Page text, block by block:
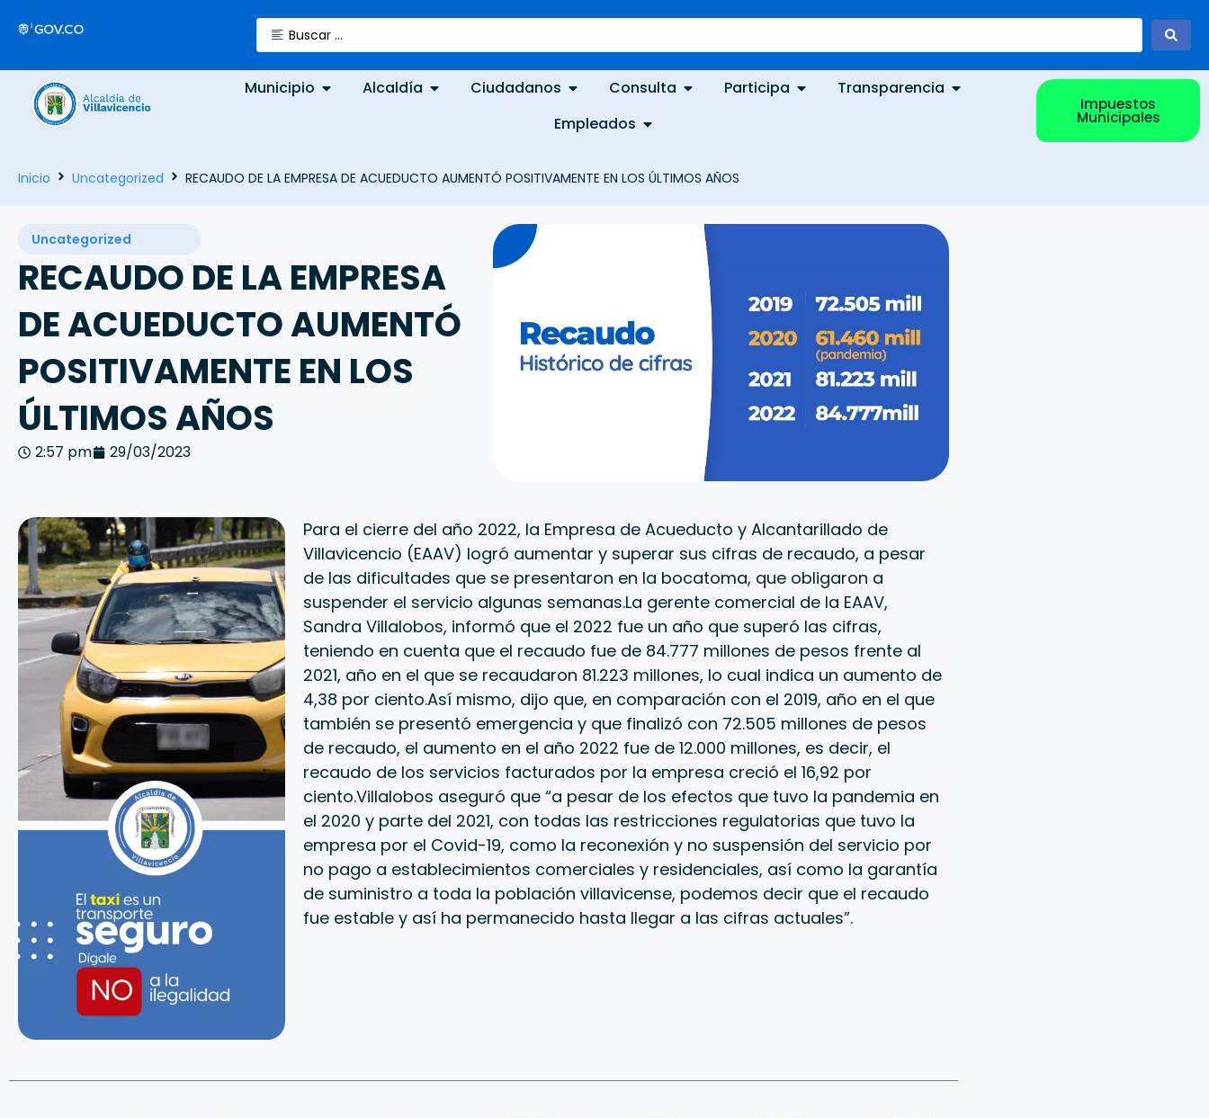
Municipio Alcaldía Ciudadanos Consulta Participa
Transparencia
Empleados
Impuestos
Municipales
Inicio Uncategorized RECAUDO DE LA EMPRESA DE ACUEDUCTO AUMENTÓ POSITIVAMENTE EN LOS ÚLTIMOS AÑOS
Uncategorized
RECAUDO DE LA EMPRESA
DE ACUEDUCTO AUMENTÓ
POSITIVAMENTE EN LOS
ÚLTIMOS AÑOS
2:57 pm 29/03/2023
Para el cierre del año 2022, la Empresa de Acueducto y Alcantarillado de
Villavicencio (EAAV) logró aumentar y superar sus cifras de recaudo, a pesar
de las dificultades que se presentaron en la bocatoma, que obligaron a
suspender el servicio algunas semanas.La gerente comercial de la EAAV,
Sandra Villalobos, informó que el 2022 fue un año que superó las cifras,
teniendo en cuenta que el recaudo fue de 84.777 millones de pesos frente al
2021, año en el que se recaudaron 81.223 millones, lo cual indica un aumento de
4,38 por ciento.Así mismo, dijo que, en comparación con el 2019, año en el que
también se presentó emergencia y que finalizó con 72.505 millones de pesos
de recaudo, el aumento en el año 2022 fue de 12.000 millones, es decir, el
recaudo de los servicios facturados por la empresa creció el 16,92 por
ciento.Villalobos aseguró que “a pesar de los efectos que tuvo la pandemia en
el 2020 y parte del 2021, con todas las restricciones regulatorias que tuvo la
empresa por el Covid-19, como la reconexión y no suspensión del servicio por
no pago a establecimientos comerciales y residenciales, así como la garantía
de suministro a toda la población villavicense, podemos decir que el recaudo
fue estable y así ha permanecido hasta llegar a las cifras actuales”.